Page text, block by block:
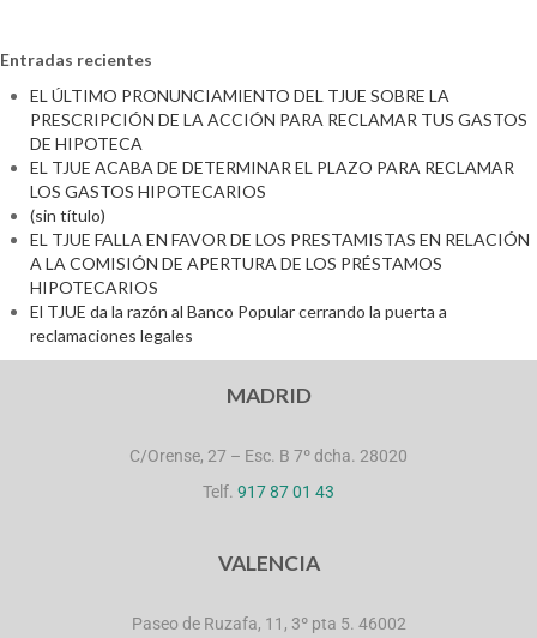
Entradas recientes
EL ÚLTIMO PRONUNCIAMIENTO DEL TJUE SOBRE LA
PRESCRIPCIÓN DE LA ACCIÓN PARA RECLAMAR TUS GASTOS
DE HIPOTECA
EL TJUE ACABA DE DETERMINAR EL PLAZO PARA RECLAMAR
LOS GASTOS HIPOTECARIOS
(sin título)
EL TJUE FALLA EN FAVOR DE LOS PRESTAMISTAS EN RELACIÓN
A LA COMISIÓN DE APERTURA DE LOS PRÉSTAMOS
HIPOTECARIOS
El TJUE da la razón al Banco Popular cerrando la puerta a
reclamaciones legales
MADRID
C/Orense, 27 – Esc. B 7º dcha. 28020
Telf. 917 87 01 43
VALENCIA
Paseo de Ruzafa, 11, 3º pta 5. 46002